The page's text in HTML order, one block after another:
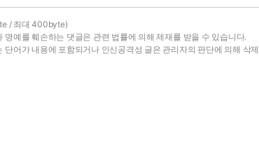
/ 최대 400byte)
예를 훼손하는 댓글은 관련 법률에 의해 제재를 받을 수 있습니다.
어가 내용에 포함되거나 인신공격성 글은 관리자의 판단에 의해 삭제